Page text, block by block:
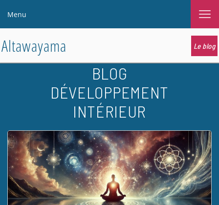
Menu
Altawayama Le blog
BLOG
DÉVELOPPEMENT
INTÉRIEUR